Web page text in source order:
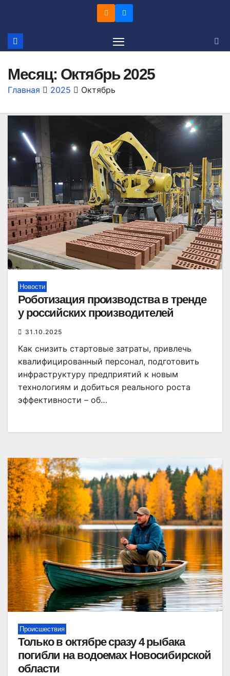
содержимому
Месяц: Октябрь 2025
Главная 2025 Октябрь
Новости
Роботизация производства в тренде
у российских производителей
31.10.2025
Как снизить стартовые затраты, привлечь
квалифицированный персонал, подготовить
инфраструктуру предприятий к новым
технологиям и добиться реального роста
эффективности – об…
Происшествия
Только в октябре сразу 4 рыбака
погибли на водоемах Новосибирской
области